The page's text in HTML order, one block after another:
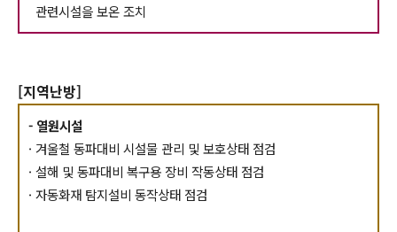
관련시설을 보온 조치
[지역난방]
- 열원시설
· 겨울철 동파대비 시설물 관리 및 보호상태 점검
· 설해 및 동파대비 복구용 장비 작동상태 점검
· 자동화재 탐지설비 동작상태 점검